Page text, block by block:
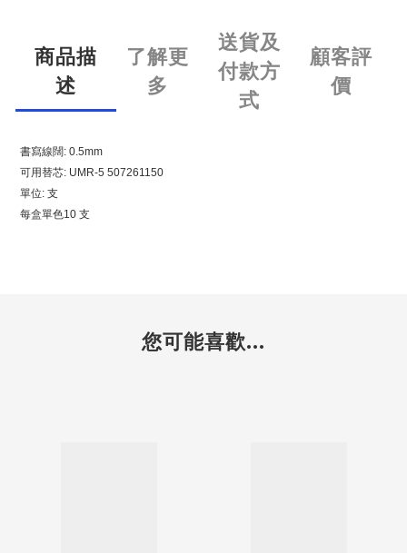
商品描
述
了解更
多
送貨及
付款方
式
顧客評
價
書寫線闊: 0.5mm
可用替芯: UMR-5 507261150
單位: 支
每盒單色10 支
您可能喜歡...